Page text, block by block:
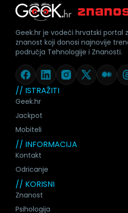
// ISTRAŽITI
Geek.hr
Jackpot
Mobiteli
// INFORMACIJA
Kontakt
Odricanje
// KORISNI
Znanost
Psihologija
Geek.hr je vodeći hrvatski portal
znanost koji donosi najnovije
područja Tehnologije i Znanosti.